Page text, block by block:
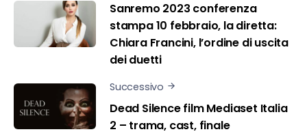
Sanremo 2023 conferenza
stampa 10 febbraio, la diretta:
Chiara Francini, l’ordine di uscita
dei duetti
Successivo
Dead Silence film Mediaset Italia
2 – trama, cast, finale